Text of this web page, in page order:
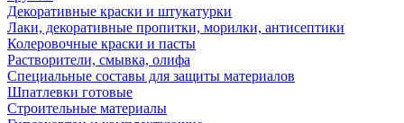
Декоративные краски и штукатурки
Лаки, декоративные пропитки, морилки, антисептики
Колеровочные краски и пасты
Растворители, смывка, олифа
Специальные составы для защиты материалов
Шпатлевки готовые
Строительные материалы